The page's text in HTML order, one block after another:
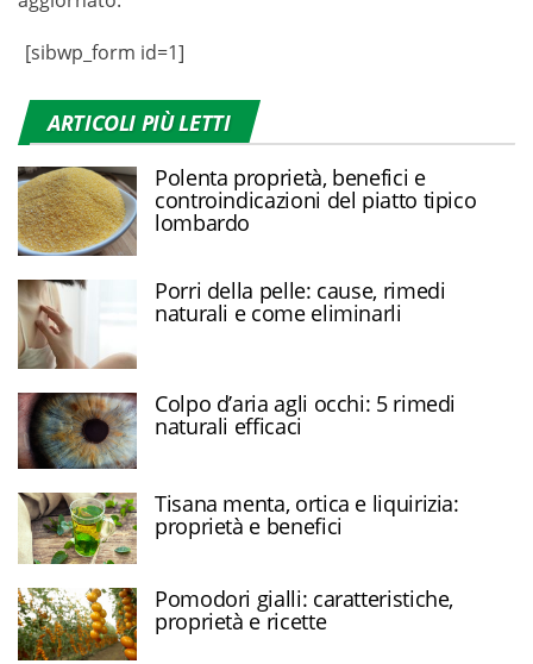
[sibwp_form id=1]
ARTICOLI PIÙ LETTI
Polenta proprietà, benefici e
controindicazioni del piatto tipico
lombardo
Porri della pelle: cause, rimedi
naturali e come eliminarli
Colpo d’aria agli occhi: 5 rimedi
naturali efficaci
Tisana menta, ortica e liquirizia:
proprietà e benefici
Pomodori gialli: caratteristiche,
proprietà e ricette